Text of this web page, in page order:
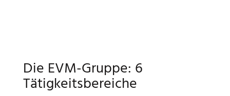
Die EVM-Gruppe: 6
Tätigkeitsbereiche